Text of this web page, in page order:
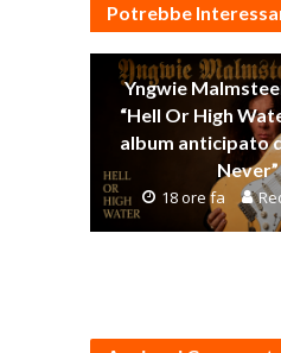
Potrebbe
Yngwie
“Hell Or High
album anticipato
Never”
18 ore fa